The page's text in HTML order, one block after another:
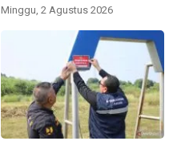
Minggu, 2 Agustus 2026